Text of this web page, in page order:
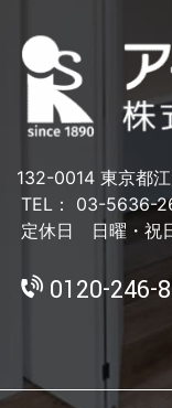
132-0014 東京都
TEL： 03-5636-
定休日 日曜・祝
0120-246-